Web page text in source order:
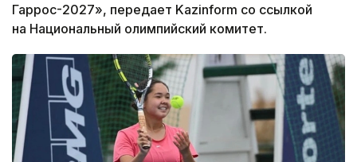
Гаррос-2027», передает Kazinform со ссылкой
на Национальный олимпийский комитет.